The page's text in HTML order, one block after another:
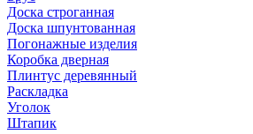
Доска строганная
Доска шпунтованная
Погонажные изделия
Коробка дверная
Плинтус деревянный
Раскладка
Уголок
Штапик